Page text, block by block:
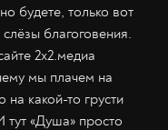
будете, только вот
благоговения.
2х2.медиа
мы плачем на
какой-то грусти
тут «Душа» просто